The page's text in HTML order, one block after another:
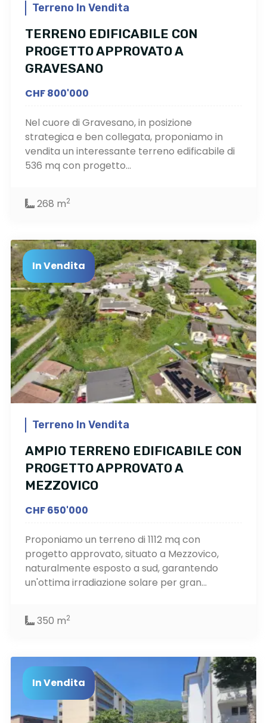
Terreno In Vendita
TERRENO EDIFICABILE CON
PROGETTO APPROVATO A
GRAVESANO
CHF 800'000
Nel cuore di Gravesano, in posizione
strategica e ben collegata, proponiamo in
vendita un interessante terreno edificabile di
536 mq con progetto...
268 m2
In Vendita
Terreno In Vendita
AMPIO TERRENO EDIFICABILE CON
PROGETTO APPROVATO A
MEZZOVICO
CHF 650'000
Proponiamo un terreno di 1112 mq con
progetto approvato, situato a Mezzovico,
naturalmente esposto a sud, garantendo
un'ottima irradiazione solare per gran...
350 m2
In Vendita